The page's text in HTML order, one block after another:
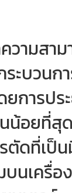
ามสาม
ะบวนก
ยการปร
น้อยที่สุ
ตัดที่เป็
นเครื่อ